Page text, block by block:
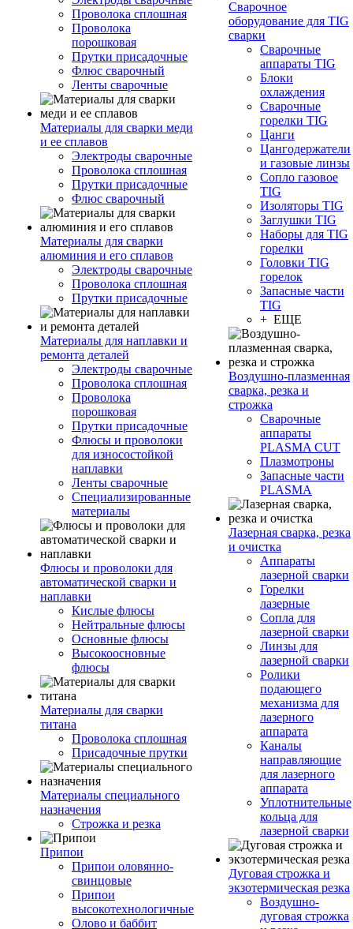
Проволока сплошная
Проволока
порошковая
Прутки присадочные
Флюс сварочный
Ленты сварочные
Материалы для сварки меди
и ее сплавов
Электроды сварочные
Проволока сплошная
Прутки присадочные
Флюс сварочный
Материалы для сварки
алюминия и его сплавов
Электроды сварочные
Проволока сплошная
Прутки присадочные
Материалы для наплавки и
ремонта деталей
Электроды сварочные
Проволока сплошная
Проволока
порошковая
Прутки присадочные
Флюсы и проволоки
для износостойкой
наплавки
Ленты сварочные
Специализированные
материалы
Флюсы и проволоки для
автоматической сварки и
наплавки
Кислые флюсы
Нейтральные флюсы
Основные флюсы
Высокоосновные
флюсы
Материалы для сварки
титана
Проволока сплошная
Присадочные прутки
Материалы специального
назначения
Строжка и резка
Припои
Припои оловянно-
свинцовые
Припои
высокотехнологичные
Олово и баббит
Сварочное
оборудование для TIG
сварки
Сварочные
аппараты TIG
Блоки
охлаждения
Сварочные
горелки TIG
Цанги
Цангодержатели
и газовые линзы
Сопло газовое
TIG
Изоляторы TIG
Заглушки TIG
Наборы для TIG
горелки
Головки TIG
горелок
Запасные части
TIG
+ ЕЩЕ
Воздушно-плазменная
сварка, резка и
строжка
Сварочные
аппараты
PLASMA CUT
Плазмотроны
Запасные части
PLASMA
Лазерная сварка, резка
и очистка
Аппараты
лазерной сварки
Горелки
лазерные
Сопла для
лазерной сварки
Линзы для
лазерной сварки
Ролики
подающего
механизма для
лазерного
аппарата
Каналы
направляющие
для лазерного
аппарата
Уплотнительные
кольца для
лазерной сварки
Дуговая строжка и
экзотермическая резка
Воздушно-
дуговая строжка